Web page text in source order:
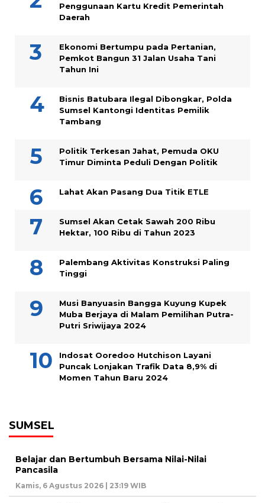
Penggunaan Kartu Kredit Pemerintah
Daerah
Ekonomi Bertumpu pada Pertanian,
Pemkot Bangun 31 Jalan Usaha Tani
Tahun Ini
Bisnis Batubara Ilegal Dibongkar, Polda
Sumsel Kantongi Identitas Pemilik
Tambang
Politik Terkesan Jahat, Pemuda OKU
Timur Diminta Peduli Dengan Politik
Lahat Akan Pasang Dua Titik ETLE
Sumsel Akan Cetak Sawah 200 Ribu
Hektar, 100 Ribu di Tahun 2023
Palembang Aktivitas Konstruksi Paling
Tinggi
Musi Banyuasin Bangga Kuyung Kupek
Muba Berjaya di Malam Pemilihan Putra-
Putri Sriwijaya 2024
Indosat Ooredoo Hutchison Layani
Puncak Lonjakan Trafik Data 8,9% di
Momen Tahun Baru 2024
SUMSEL
Belajar dan Bertumbuh Bersama Nilai-Nilai
Pancasila
Kamis, 6 Agustus 2026 | 23:19 WIB